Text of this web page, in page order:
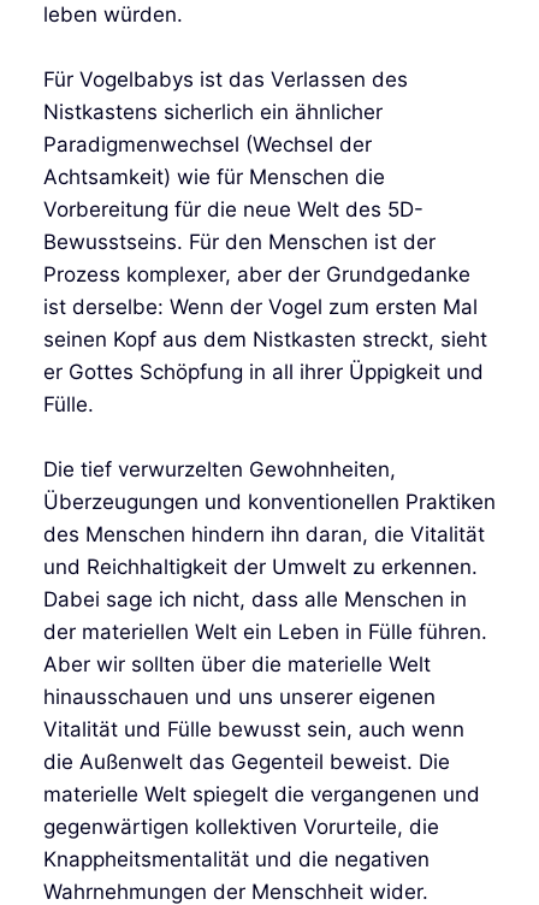
leben würden.
Für Vogelbabys ist das Verlassen des
Nistkastens sicherlich ein ähnlicher
Paradigmenwechsel (Wechsel der
Achtsamkeit) wie für Menschen die
Vorbereitung für die neue Welt des 5D-
Bewusstseins. Für den Menschen ist der
Prozess komplexer, aber der Grundgedanke
ist derselbe: Wenn der Vogel zum ersten Mal
seinen Kopf aus dem Nistkasten streckt, sieht
er Gottes Schöpfung in all ihrer Üppigkeit und
Fülle.
Die tief verwurzelten Gewohnheiten,
Überzeugungen und konventionellen Praktiken
des Menschen hindern ihn daran, die Vitalität
und Reichhaltigkeit der Umwelt zu erkennen.
Dabei sage ich nicht, dass alle Menschen in
der materiellen Welt ein Leben in Fülle führen.
Aber wir sollten über die materielle Welt
hinausschauen und uns unserer eigenen
Vitalität und Fülle bewusst sein, auch wenn
die Außenwelt das Gegenteil beweist. Die
materielle Welt spiegelt die vergangenen und
gegenwärtigen kollektiven Vorurteile, die
Knappheitsmentalität und die negativen
Wahrnehmungen der Menschheit wider.